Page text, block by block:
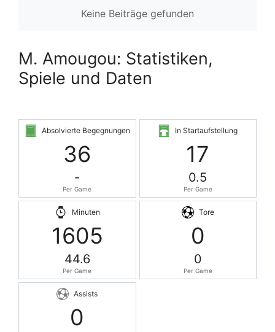
Keine Beiträge gefunden
M. Amougou: Statistiken,
Spiele und Daten
Absolvierte Begegnungen
36
-
Per Game
In Startaufstellung
17
0.5
Per Game
Minuten
1605
44.6
Per Game
Tore
0
0
Per Game
Assists
0